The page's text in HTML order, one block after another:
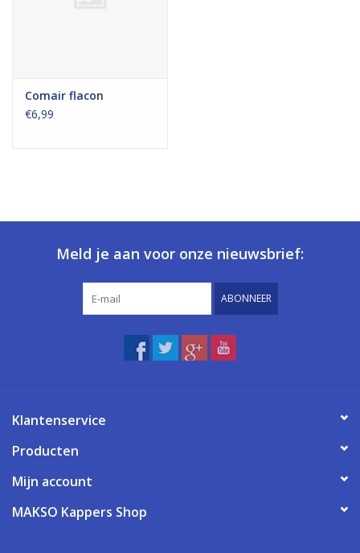
Comair flacon
€6,99
Meld je aan voor onze nieuwsbrief:
ABONNEER
Klantenservice
Producten
Mijn account
MAKSO Kappers Shop